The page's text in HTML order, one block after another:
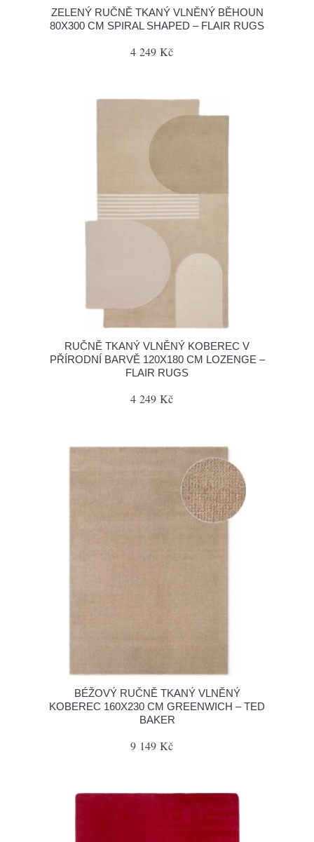
ZELENÝ RUČNĚ TKANÝ VLNĚNÝ BĚHOUN
80X300 CM SPIRAL SHAPED – FLAIR RUGS
4 249 Kč
RUČNĚ TKANÝ VLNĚNÝ KOBEREC V
PŘÍRODNÍ BARVĚ 120X180 CM LOZENGE –
FLAIR RUGS
4 249 Kč
BÉŽOVÝ RUČNĚ TKANÝ VLNĚNÝ
KOBEREC 160X230 CM GREENWICH – TED
BAKER
9 149 Kč